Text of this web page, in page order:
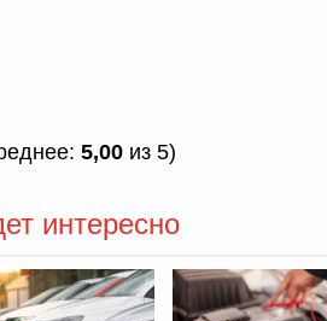
5,00 из 5)
интересно